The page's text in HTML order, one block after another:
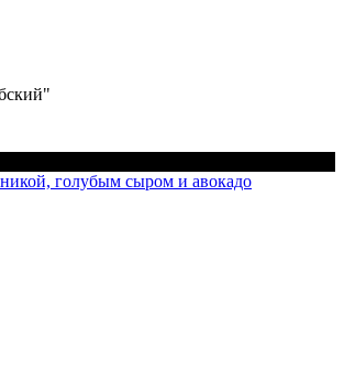
голубым сыром и авокадо